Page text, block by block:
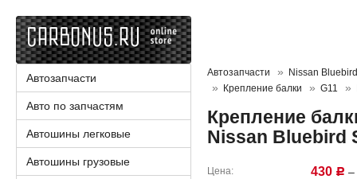
Автозапчасти
Nissan
Крепление балки
G11
Крепление
Nissan Bluebird
Цена 430 Р –
Автозапчасти
Авто по запчастям
Автошины легковые
Автошины грузовые